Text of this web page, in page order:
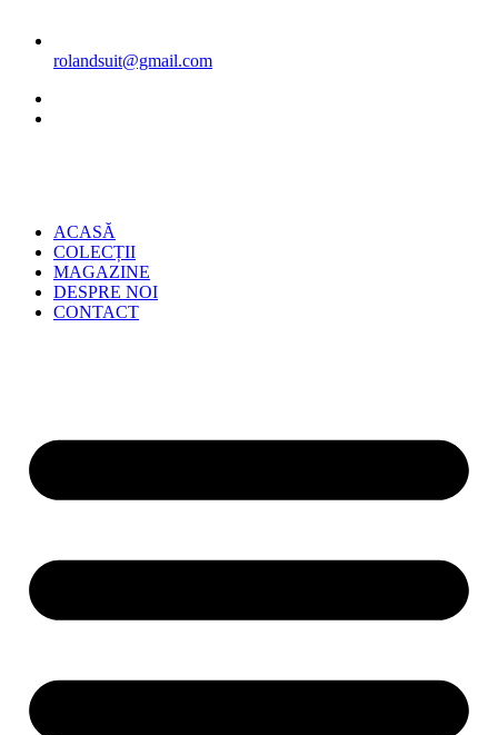
rolandsuit@gmail.com
ACASĂ
COLECȚII
MAGAZINE
DESPRE NOI
CONTACT